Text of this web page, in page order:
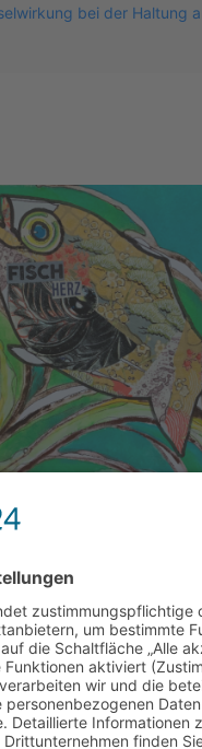
bei der Haltung
Fisch (füllt Wassser